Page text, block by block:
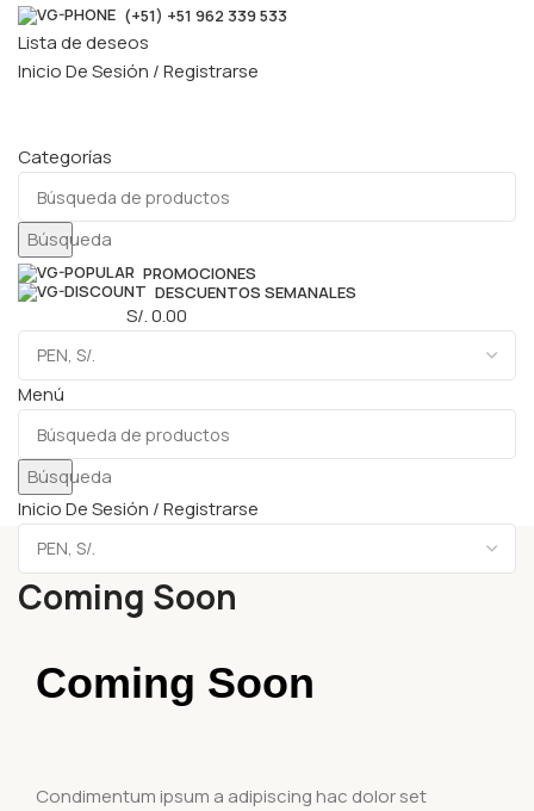
(+51) +51 962 339 533
Lista de deseos
Inicio De Sesión / Registrarse
Categorías
Búsqueda
PROMOCIONES
DESCUENTOS SEMANALES
S/.0.00
Menú
Búsqueda
Inicio De Sesión / Registrarse
Coming Soon
Coming Soon
Condimentum ipsum a adipiscing hac dolor set